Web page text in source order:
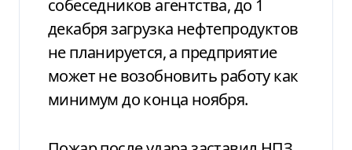
собеседников агентства, до 1
декабря загрузка нефтепродуктов
не планируется, а предприятие
может не возобновить работу как
минимум до конца ноября.